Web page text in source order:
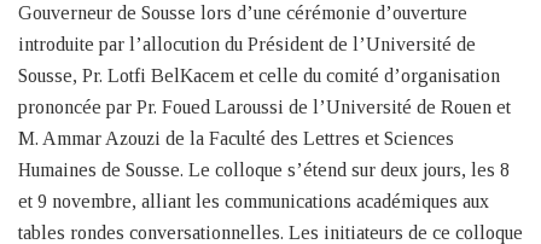
Gouverneur de Sousse lors d’une cérémonie d’ouverture
introduite par l’allocution du Président de l’Université de
Sousse, Pr. Lotfi BelKacem et celle du comité d’organisation
prononcée par Pr. Foued Laroussi de l’Université de Rouen et
M. Ammar Azouzi de la Faculté des Lettres et Sciences
Humaines de Sousse. Le colloque s’étend sur deux jours, les 8
et 9 novembre, alliant les communications académiques aux
tables rondes conversationnelles. Les initiateurs de ce colloque